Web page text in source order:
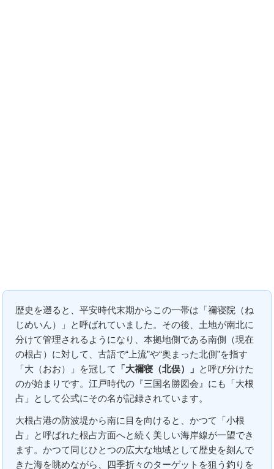
歴史を遡ると、平安時代末期からこの一帯は「禰寝院（ね
じめいん）」と呼ばれていました。その後、土地が南北に
分けて管理されるようになり、本拠地側である南側（現在
の根占）に対して、古語で“上流”や“奥まった北側”を指す
「大（おお）」を冠して
「大禰寝（北俣）」 と呼び分けた
のが始まりです。江戸時代の『三国名勝図会』にも「大根
占」として公式にその名が記録されています。
大根占港の防波堤から南に目を向けると、かつて「小根
占」と呼ばれた根占方面へと続く美しい海岸線が一望でき
ます。かつて同じひとつの広大な地域として歴史を刻んで
きた海を眺めながら、四季折々のターゲットを狙う釣りを